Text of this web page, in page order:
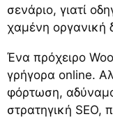
σενάριο, γιατί
χαμένη οργανική
Ένα πρόχειρο
γρήγορα online.
φόρτωση,
στρατηγική SEO,